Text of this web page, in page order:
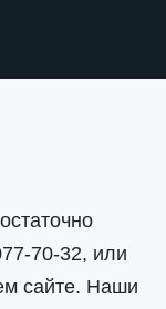
70-32, или
сайте. Наши